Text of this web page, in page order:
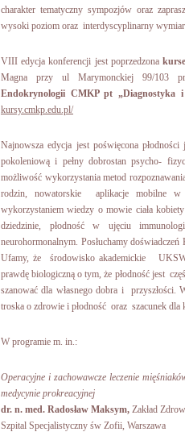
charakter tematyczny sympozjów oraz
wysoki poziom oraz interdyscyplinarny
VIII edycja konferencji jest poprzedzona
Magna przy ul Marymonckiej 99/103
Endokrynologii CMKP pt „Diagnostyka i
kursy.cmkp.edu.pl/
Najnowsza edycja jest poświęcona
pokoleniową i pełny dobrostan psycho-
możliwość wykorzystania metod
rodzin, nowatorskie aplikacje mobilne w
wykorzystaniem wiedzy o mowie ciała
dziedzinie, płodność w ujęciu
neurohormonalnym. Posłuchamy
Ufamy, że środowisko akademickie UKSW
prawdę biologiczną o tym, że płodność jest
szanować dla własnego dobra i przyszłości.
troska o zdrowie i płodność oraz szacunek dla
W programie m. in.:
Operacyjne i zachowawcze leczenie
medycynie prokreacyjnej
dr. n. med. Radosław Maksym, Zakład
Szpital Specjalistyczny św Zofii, Warszawa